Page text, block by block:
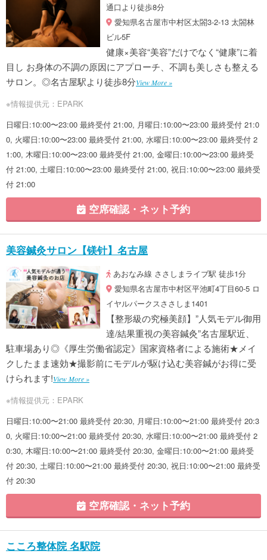
通口より徒歩8分
愛知県名古屋市中村区太閤3-2-13 太閤林
ビル5F
健康×美容“美容”だけでなく“健康”に着
目し お身体の不調の原因にアプローチ、不調も美しさも整える
サロン。◎名古屋駅より徒歩8分View More »
※情報提供元：EPARK
日曜日:10:00〜23:00 最終受付 21:00, 月曜日:10:00〜23:00 最終受付 21:0
0, 火曜日:10:00〜23:00 最終受付 21:00, 水曜日:10:00〜23:00 最終受付 2
1:00, 木曜日:10:00〜23:00 最終受付 21:00, 金曜日:10:00〜23:00 最終受
付 21:00, 土曜日:10:00〜23:00 最終受付 21:00, 祝日:10:00〜23:00 最終受
付 21:00
空席確認・ネット予約
美容鍼灸サロン【镁针】名古屋
あおなみ線 ささしまライブ駅 徒歩1分
愛知県名古屋市中村区平池町4丁目60-5 ロ
イヤルパークスささしま1401
【整形級の究極美顔】”人気モデル御用
達/結果重視の美容鍼灸”名古屋駅近、
駐車場あり◎《厚生労働省認定》国家資格者による施術★メイ
クしたまま速効★撮影前にモデルが駆け込む美容鍼がお得に受
けられます!View More »
※情報提供元：EPARK
日曜日:10:00〜21:00 最終受付 20:30, 月曜日:10:00〜21:00 最終受付 20:3
0, 火曜日:10:00〜21:00 最終受付 20:30, 水曜日:10:00〜21:00 最終受付 2
0:30, 木曜日:10:00〜21:00 最終受付 20:30, 金曜日:10:00〜21:00 最終受
付 20:30, 土曜日:10:00〜21:00 最終受付 20:30, 祝日:10:00〜21:00 最終受
付 20:30
空席確認・ネット予約
こころ整体院 名駅院